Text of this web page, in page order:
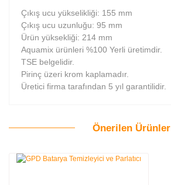
Çıkış ucu yükselikliği: 155 mm
Çıkış ucu uzunluğu: 95 mm
Ürün yüksekliği: 214 mm
Aquamix ürünleri %100 Yerli üretimdir.
TSE belgelidir.
Pirinç üzeri krom kaplamadır.
Üretici firma tarafından 5 yıl garantilidir.
Önerilen Ürünler